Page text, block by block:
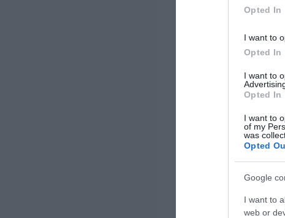
Opted In
I want to
Opted In
I want to
Opted In
I want to
of my
was
Opted
Google
I want to
web or